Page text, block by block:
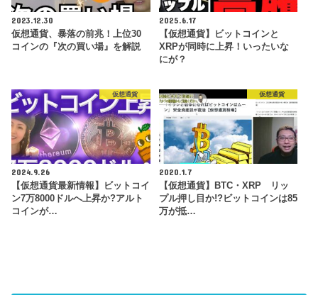
2023.12.30
仮想通貨、暴落の前兆！上位30
コインの『次の買い場』を解説
2025.6.17
【仮想通貨】ビットコインと
XRPが同時に上昇！いったいな
にが？
仮想通貨
2024.9.26
【仮想通貨最新情報】ビットコイ
ン7万8000ドルへ上昇か?アルト
コインが…
仮想通貨
2020.1.7
【仮想通貨】BTC・XRP リッ
プル押し目か!?ビットコインは85
万が抵…